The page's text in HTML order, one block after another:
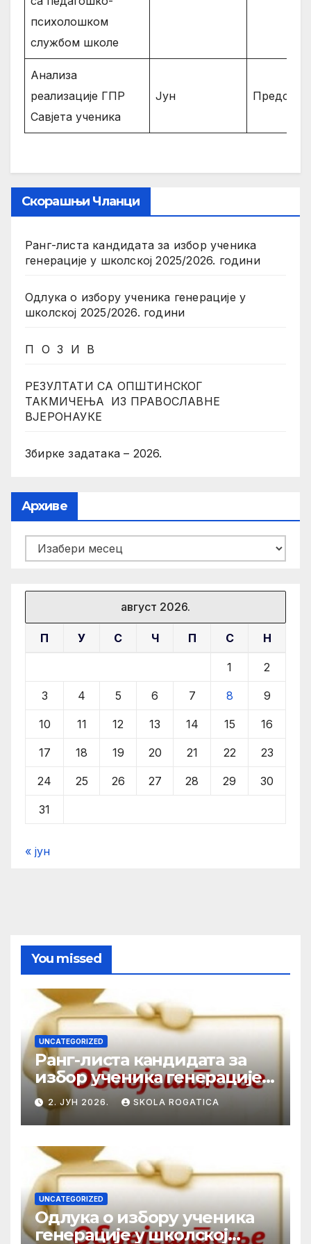
психолошком
службом школе
Анализа
реализације ГПР
Савјета ученика
Јун
Скорашњи Чланци
Ранг-листа кандидата за избор ученика
генерације у школској 2025/2026. години
Одлука о избору ученика генерације у
школској 2025/2026. години
П О З И В
РЕЗУЛТАТИ СА ОПШТИНСКОГ
ТАКМИЧЕЊА ИЗ ПРАВОСЛАВНЕ
ВЈЕРОНАУКЕ
Збирке задатака – 2026.
Архиве
Архиве
август 2026.
П У С Ч П С Н
1 2
3 4 5 6 7 8 9
10 11 12 13 14 15 16
17 18 19 20 21 22 23
24 25 26 27 28 29 30
31
« јун
You missed
UNCATEGORIZED
Ранг-листа кандидата за
избор ученика генерације у
школској 2025/2026. години
2. ЈУН 2026. SKOLA ROGATICA
UNCATEGORIZED
Одлука о избору ученика
генерације у школској